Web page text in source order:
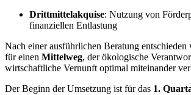
Drittmittelakquise: Nutzung von
finanziellen Entlastung
Nach einer ausführlichen Beratung entschieden
für einen Mittelweg, der ökologische
wirtschaftliche Vernunft optimal miteinander
Der Beginn der Umsetzung ist für das 1.